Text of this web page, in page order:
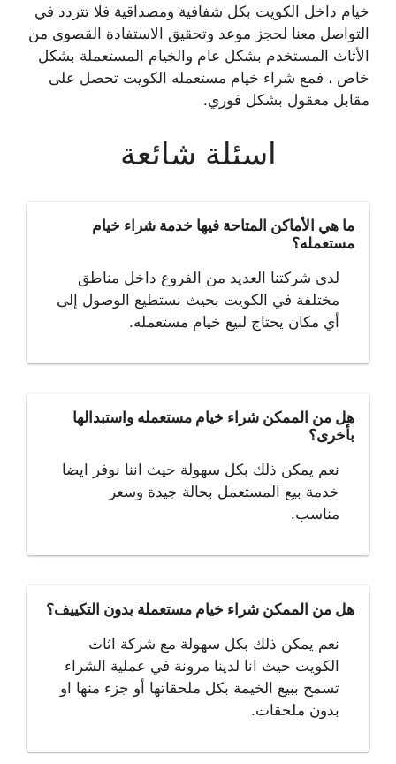
خيام داخل الكويت بكل شفافية ومصداقية فلا تتردد في
التواصل معنا لحجز موعد وتحقيق الاستفادة القصوى من
الأثاث المستخدم بشكل عام والخيام المستعملة بشكل
خاص ، فمع شراء خيام مستعمله الكويت تحصل على
مقابل معقول بشكل فوري.
اسئلة شائعة
ما هي الأماكن المتاحة فيها خدمة شراء خيام
مستعمله؟
لدى شركتنا العديد من الفروع داخل مناطق
مختلفة في الكويت بحيث نستطيع الوصول إلى
أي مكان يحتاج لبيع خيام مستعمله.
هل من الممكن شراء خيام مستعمله واستبدالها
بأخرى؟
نعم يمكن ذلك بكل سهولة حيث اننا نوفر ايضا
خدمة بيع المستعمل بحالة جيدة وسعر
مناسب.
هل من الممكن شراء خيام مستعملة بدون التكييف؟
نعم يمكن ذلك بكل سهولة مع شركة اثاث
الكويت حيث انا لدينا مرونة في عملية الشراء
تسمح ببيع الخيمة بكل ملحقاتها أو جزء منها او
بدون ملحقات.